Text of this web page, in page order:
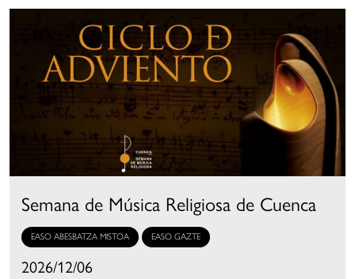
Semana de Música Religiosa de Cuenca
EASO ABESBATZA MISTOA EASO GAZTE
2026/12/06